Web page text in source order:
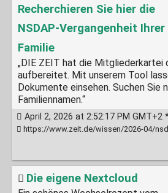
Recherchieren Sie hier die
NSDAP-Vergangenheit Ihrer
Familie
„DIE ZEIT hat die Mitgliederkartei
aufbereitet. Mit unserem Tool
Dokumente einsehen. Suchen Sie
Familiennamen.“
April 2, 2026 at 2:52:17 PM GMT+2 *
https://www.zeit.de/wissen/2026-04/nsdap-mitgliederkartei-karteikarten-
Die eigene Nextcloud